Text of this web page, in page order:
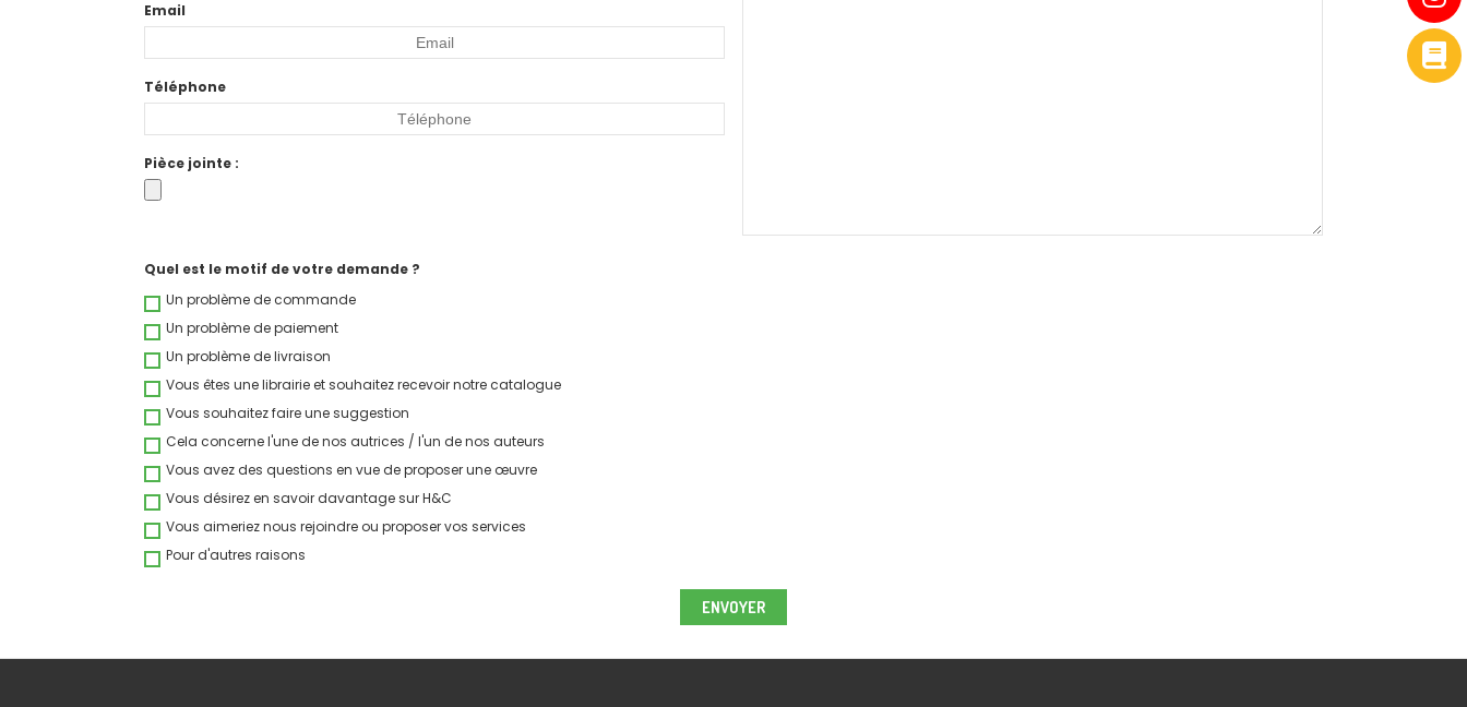
Email
Téléphone
Pièce jointe :
Quel est le motif de votre demande ?
Un problème de commande
Un problème de paiement
Un problème de livraison
Vous êtes une librairie et souhaitez recevoir notre catalogue
Vous souhaitez faire une suggestion
Cela concerne l'une de nos autrices / l'un de nos auteurs
Vous avez des questions en vue de proposer une œuvre
Vous désirez en savoir davantage sur H&C
Vous aimeriez nous rejoindre ou proposer vos services
Pour d'autres raisons
ENVOYER